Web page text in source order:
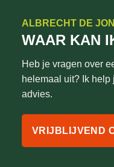
ALBRECHT DE
WAAR KAN
Heb je vragen over
helemaal uit? Ik
advies.
VRIJBLIJVEND